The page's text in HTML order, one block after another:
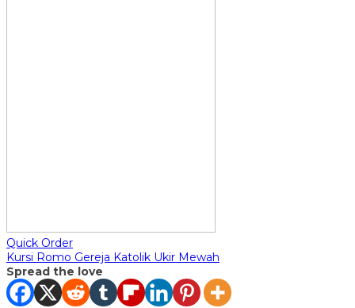
Quick Order
Kursi Romo Gereja Katolik Ukir Mewah
Spread the love